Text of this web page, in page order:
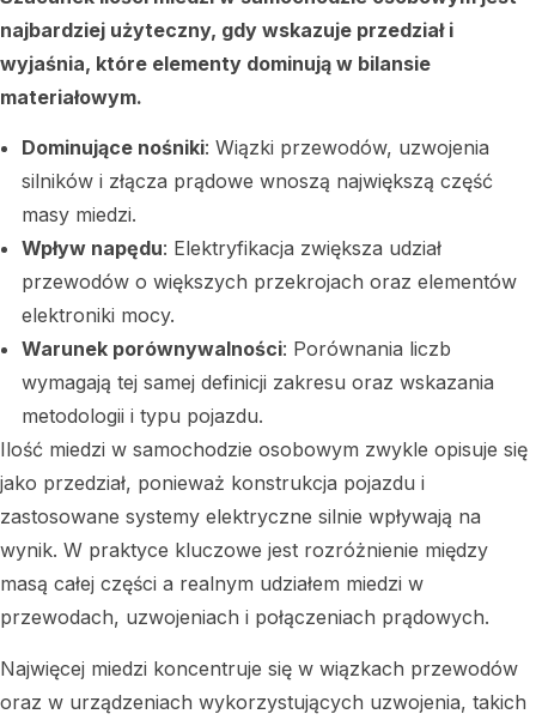
najbardziej użyteczny, gdy wskazuje przedział i
wyjaśnia, które elementy dominują w bilansie
materiałowym.
Dominujące nośniki: Wiązki przewodów, uzwojenia
silników i złącza prądowe wnoszą największą część
masy miedzi.
Wpływ napędu: Elektryfikacja zwiększa udział
przewodów o większych przekrojach oraz elementów
elektroniki mocy.
Warunek porównywalności: Porównania liczb
wymagają tej samej definicji zakresu oraz wskazania
metodologii i typu pojazdu.
Ilość miedzi w samochodzie osobowym zwykle opisuje się
jako przedział, ponieważ konstrukcja pojazdu i
zastosowane systemy elektryczne silnie wpływają na
wynik. W praktyce kluczowe jest rozróżnienie między
masą całej części a realnym udziałem miedzi w
przewodach, uzwojeniach i połączeniach prądowych.
Najwięcej miedzi koncentruje się w wiązkach przewodów
oraz w urządzeniach wykorzystujących uzwojenia, takich